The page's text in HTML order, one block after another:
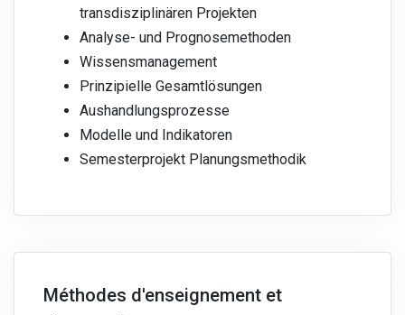
transdisziplinären Projekten
Analyse- und Prognosemethoden
Wissensmanagement
Prinzipielle Gesamtlösungen
Aushandlungsprozesse
Modelle und Indikatoren
Semesterprojekt Planungsmethodik
Méthodes d'enseignement et